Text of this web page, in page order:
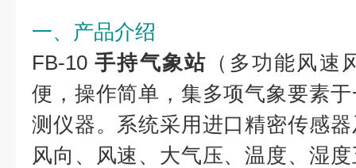
一、产品介绍
FB-10手持气象站 （多功能风速
便，操作简单，集多项气象要素
测仪器。系统采用进口精密传感
风向、风速、大气压、温度、湿